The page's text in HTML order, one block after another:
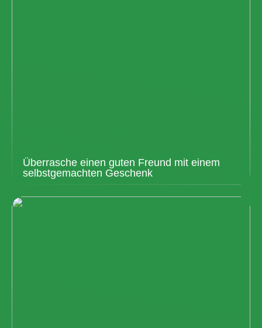
Überrasche einen guten Freund mit einem
selbstgemachten Geschenk